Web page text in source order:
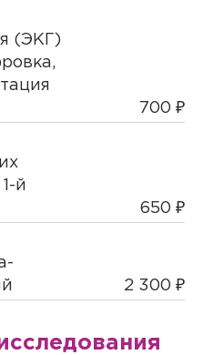
(ЭКГ)
700 ₽
й
650 ₽
2 300 ₽